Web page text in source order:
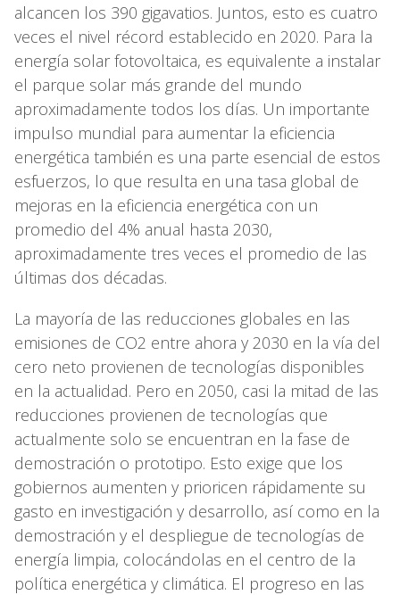
alcancen los 390 gigavatios. Juntos, esto es cuatro
veces el nivel récord establecido en 2020. Para la
energía solar fotovoltaica, es equivalente a instalar
el parque solar más grande del mundo
aproximadamente todos los días. Un importante
impulso mundial para aumentar la eficiencia
energética también es una parte esencial de estos
esfuerzos, lo que resulta en una tasa global de
mejoras en la eficiencia energética con un
promedio del 4% anual hasta 2030,
aproximadamente tres veces el promedio de las
últimas dos décadas.
La mayoría de las reducciones globales en las
emisiones de CO2 entre ahora y 2030 en la vía del
cero neto provienen de tecnologías disponibles
en la actualidad. Pero en 2050, casi la mitad de las
reducciones provienen de tecnologías que
actualmente solo se encuentran en la fase de
demostración o prototipo. Esto exige que los
gobiernos aumenten y prioricen rápidamente su
gasto en investigación y desarrollo, así como en la
demostración y el despliegue de tecnologías de
energía limpia, colocándolas en el centro de la
política energética y climática. El progreso en las